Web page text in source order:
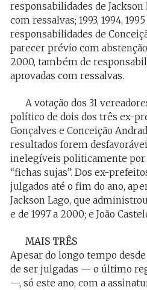
responsabilidades de
com ressalvas; 1993, 1994,
responsabilidades de
parecer prévio com abstenção;
2000, também de
aprovadas com ressalvas.
A votação dos 31
político de dois dos três ex-
Gonçalves e Conceição
resultados forem
inelegíveis politicamente por
“fichas sujas”. Dos ex-
julgados até o fim do ano,
Jackson Lago, que
e de 1997 a 2000; e João
MAIS TRÊS
Apesar do longo tempo
de ser julgadas — o último
—, só este ano, com a